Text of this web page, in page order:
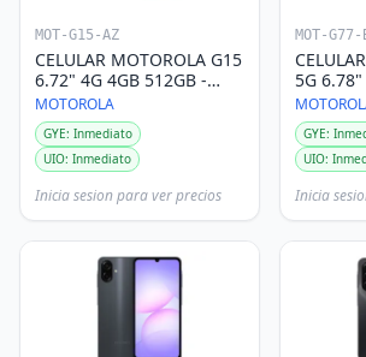
MOT-G15-AZ
CELULAR MOTOROLA G15
6.72" 4G 4GB 512GB -
AZUL
MOTOROLA
GYE: Inmediato
UIO: Inmediato
Inicia sesion para ver precios
MOT-G77-
5G
CAFE
GYE:
UIO:
Inicia